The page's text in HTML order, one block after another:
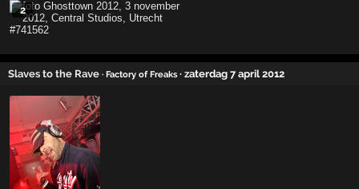
2
Slaves to the Rave · Factory of Freaks · zaterdag 7 april 2012